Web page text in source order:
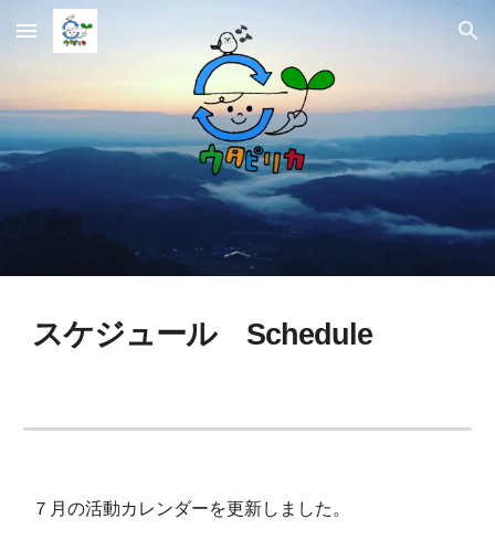
Skip to main content Skip to navigation
スケジュール Schedule
７月の活動カレンダーを更新しました。